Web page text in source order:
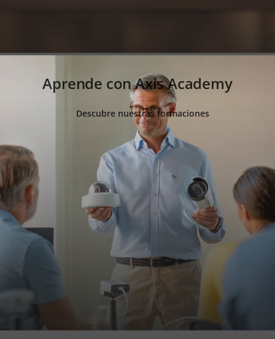
Aprende con Axis Academy
Descubre nuestras formaciones